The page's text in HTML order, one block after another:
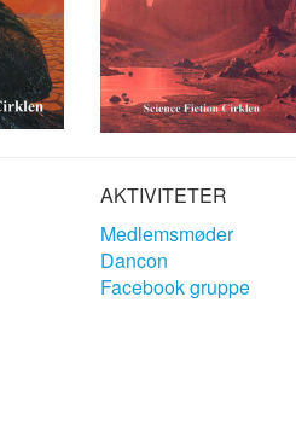
AKTIVITETER
Medlemsmøder
Dancon
Facebook gruppe